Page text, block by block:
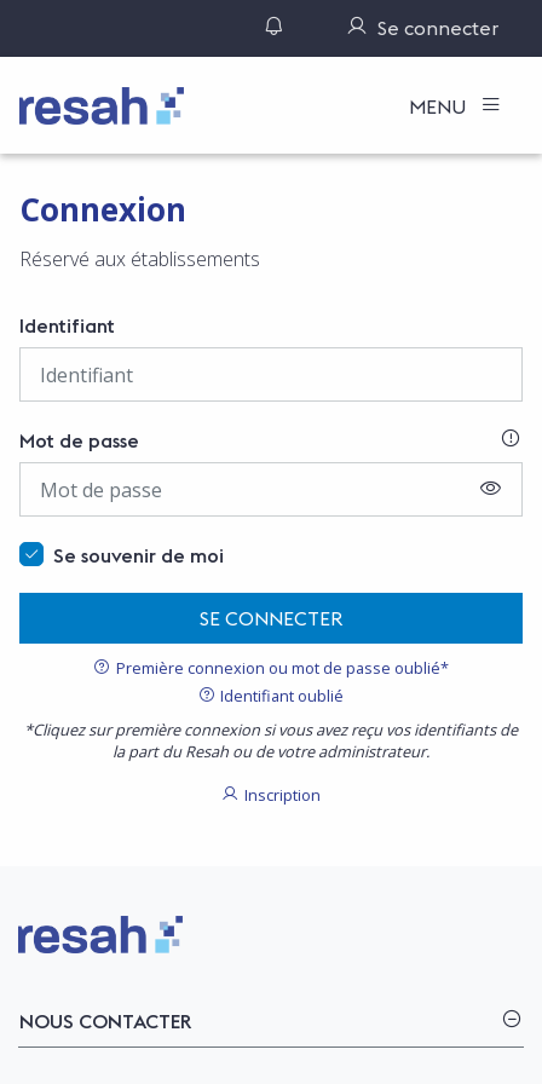
Gérer ses notifications
Se connecter
Logo Resah MENU
Connexion
Réservé aux établissements
Identifiant
Mot de passe
Se souvenir de moi
SE CONNECTER
Première connexion ou mot de passe oublié*
Identifiant oublié
*Cliquez sur première connexion si vous avez reçu vos identifiants de
la part du Resah ou de votre administrateur.
Inscription
Logo Resah
NOUS CONTACTER